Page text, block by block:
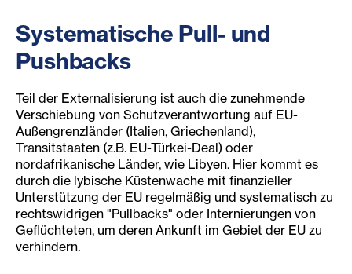
Systematische Pull- und
Pushbacks
Teil der Externalisierung ist auch die zunehmende
Verschiebung von Schutzverantwortung auf EU-
Außengrenzländer (Italien, Griechenland),
Transitstaaten (z.B. EU-Türkei-Deal) oder
nordafrikanische Länder, wie Libyen. Hier kommt es
durch die lybische Küstenwache mit finanzieller
Unterstützung der EU regelmäßig und systematisch zu
rechtswidrigen "Pullbacks" oder Internierungen von
Geflüchteten, um deren Ankunft im Gebiet der EU zu
verhindern.